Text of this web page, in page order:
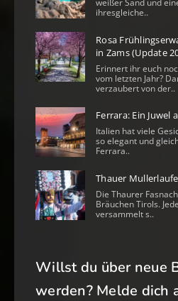
weißer Sand und
ihresgleiche..
Rosa
in Zams (Update
Erinnert ihr euch
vom letzten Jahr?
verzaubert von der..
Ferrara: Ein Juwel
Italien hat viele
so elegant und
Ferrara..
Thauer
Die Thaurer
Bräuchen Tirols.
versammelt s..
Willst du über neue
werden? Melde dich